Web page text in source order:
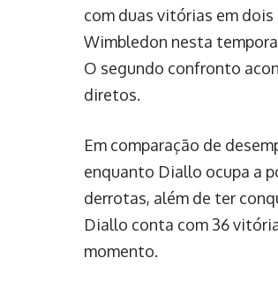
com duas vitórias em
Wimbledon nesta
O segundo confronto
diretos.
Em comparação de
enquanto Diallo ocupa a
derrotas, além de ter
Diallo conta com 36
momento.